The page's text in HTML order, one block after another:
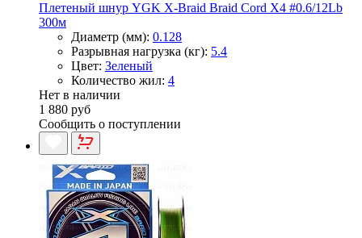
Плетеный шнур YGK X-Braid Braid Cord X4 #0.6/12Lb
300м
Диаметр (мм): 0.128
Разрывная нагрузка (кг): 5.4
Цвет: Зеленый
Количество жил: 4
Нет в наличии
1 880 руб
Сообщить о поступлении